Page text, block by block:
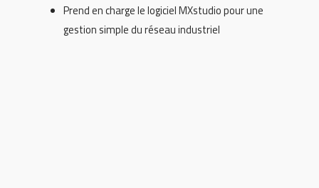
Prend en charge le logiciel MXstudio pour une
gestion simple du réseau industriel